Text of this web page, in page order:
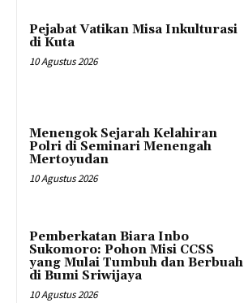
Pejabat Vatikan Misa Inkulturasi
di Kuta
10 Agustus 2026
Menengok Sejarah Kelahiran
Polri di Seminari Menengah
Mertoyudan
10 Agustus 2026
Pemberkatan Biara Inbo
Sukomoro: Pohon Misi CCSS
yang Mulai Tumbuh dan Berbuah
di Bumi Sriwijaya
10 Agustus 2026